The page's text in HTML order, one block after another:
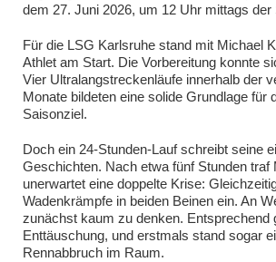
dem 27. Juni 2026, um 12 Uhr mittags
Für die LSG Karlsruhe stand mit Michael
Athlet am Start. Die Vorbereitung konnte
Vier Ultralangstreckenläufe innerhalb der
Monate bildeten eine solide Grundlage für
Saisonziel.
Doch ein 24-Stunden-Lauf schreibt seine
Geschichten. Nach etwa fünf Stunden traf
unerwartet eine doppelte Krise:
Wadenkrämpfe in beiden Beinen ein. An
zunächst kaum zu denken. Entsprechend
Enttäuschung, und erstmals stand sogar
Rennabbruch im Raum.